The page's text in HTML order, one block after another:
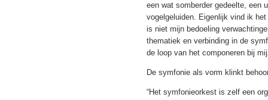
een wat somberder gedeelte, een
vogelgeluiden. Eigenlijk vind ik
is niet mijn bedoeling
thematiek en verbinding in de
de loop van het componeren bij
De symfonie als vorm klinkt
“Het symfonieorkest is zelf een